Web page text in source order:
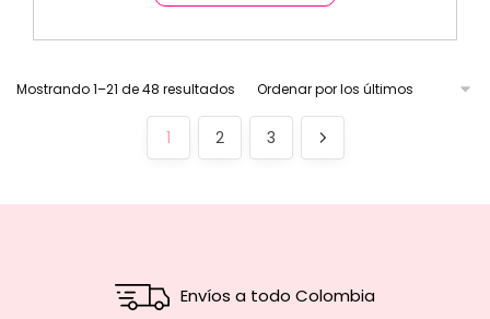
Mostrando 1–21 de 48 resultados
1 2 3
Envíos a todo Colombia